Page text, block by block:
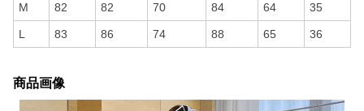
M 82 82 70 84 64 35
L 83 86 74 88 65 36
商品画像